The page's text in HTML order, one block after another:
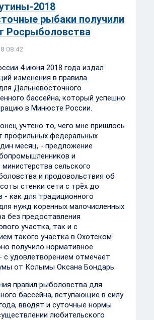
2018
рыбаки получили
Росрыболовства
08:42
4 июня 2018 года издал
изменения в правила
Дальневосточного
бассейна, который успешно
в Минюсте России.
учтено то, чего мне пришлось
профильных федеральных
месяц, - предложение
и
министерства сельского
и продовольствия об
стенки сети с трёх до
- как для традиционного
нужд коренных малочисленных
без предоставления
участка, так и с
такого участка в Охотском
получило нормативное
с удовлетворением отмечает
от Колымы Оксана Бондарь.
правил рыболовства для
бассейна, вступающие в силу
вводят и суточные нормы
любительского